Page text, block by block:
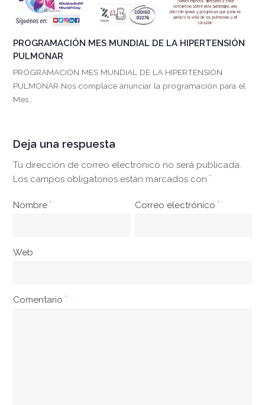
PROGRAMACIÓN MES MUNDIAL DE LA HIPERTENSIÓN
PULMONAR
PROGRAMACIÓN MES MUNDIAL DE LA HIPERTENSIÓN
PULMONAR Nos complace anunciar la programación para el
Mes…
Deja una respuesta
Tu dirección de correo electrónico no será publicada.
Los campos obligatorios están marcados con*
Nombre* Correo electrónico*
Web
Comentario*